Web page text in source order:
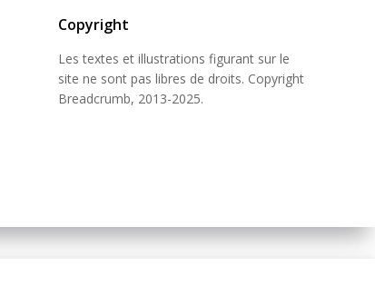
Copyright
Les textes et illustrations figurant sur le
site ne sont pas libres de droits. Copyright
Breadcrumb, 2013-2025.